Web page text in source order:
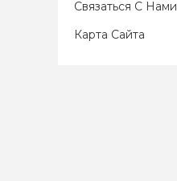
Связаться С Нами
Карта Сайта